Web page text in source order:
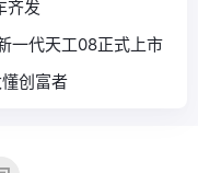
齐发
一代天工08正式上市
创富者